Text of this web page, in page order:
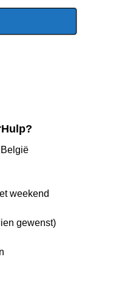
weekend
gewenst)